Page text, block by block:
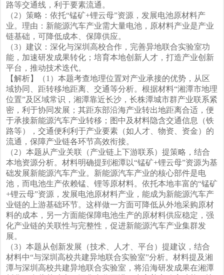
路等交通线，利于要素流通。
（2）策略：依托“锰矿+锂云母”资源，发展电池原材料产
业。理由：新能源汽车产业需大量电池，原材料产业是产业
链基础，可降低成本、保障供应。
（3）建议：深化与深圳高校合作，完善异地联合实验室功
能，加速研发成果转化；培育本地创新人才，打造产业创新
平台，推动技术迭代。
【解析】（1）本题考查地理位置对产业承接的优势，从区
域协同、距转移地距离、交通等分析。根据材料“湘潭市地理
位置”及区域常识，湘潭靠近长沙，长株潭城市群产业联系紧
密，利于协同发展；其距东部沿海产业转出地距离合适，便
于承接新能源汽车产业转移；图中及材料隐含交通信息（铁
路等），交通便利利于产业要素（如人才、物资、资金）的
流通，保障产业链各环节高效衔接。
（2）本题从产业关联（产业链上下游联系）提策略，结合
本地资源分析。材料明确提到湘潭以“锰矿+锂云母”资源为基
础发展新能源汽车产业。新能源汽车产业的核心部件是电
池，而电池生产依赖锰、锂等原材料。依托本地丰富的“锰矿
+锂云母”资源，发展电池原材料产业，能成为新能源汽车产
业链的上游基础环节。这样做一方面可降低从外地采购原材
料的成本，另一方面能保障电池生产的原材料供应稳定，强
化产业链的关联性与完整性，促进新能源汽车产业集群发
展。
（3）本题从创新发展（技术、人才、平台）提建议，结合
材料中“与深圳高校共建异地联合实验室”分析。材料提及湘
潭与深圳高校共建异地联合实验室，将沿海研发成果在湘潭